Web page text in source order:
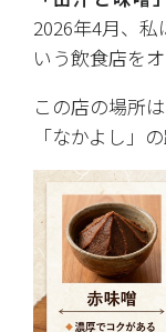
2026年4月、
いう飲食店をオ
この店の場所
「なかよし」